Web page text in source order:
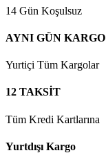
14 Gün Koşulsuz
AYNI GÜN KARGO
Yurtiçi Tüm Kargolar
12 TAKSİT
Tüm Kredi Kartlarına
Yurtdışı Kargo